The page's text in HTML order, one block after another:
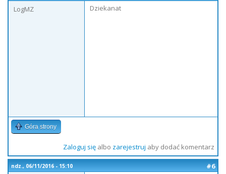
LogMZ
Dziekanat
Góra strony
Zaloguj sięalbo zarejestruj aby dodać komentarz
ndz., 06/11/2016 - 15:10
#6